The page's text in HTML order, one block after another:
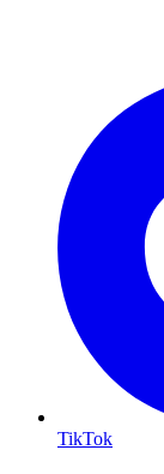
TikTok